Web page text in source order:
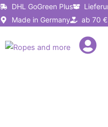
Zum
Inhalt
DHL GoGreen Plus
Made in Germany
ab 70